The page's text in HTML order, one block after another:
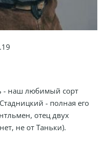
- наш любимый сорт
- полная его
отец двух
не от Таньки).